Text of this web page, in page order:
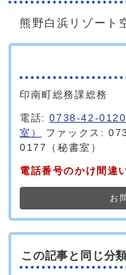
熊野白浜リゾート
印南町総務課総務
電話:0738-42-
室）
ファックス:
0177（秘書室）
電話番号のかけ間違
お
この記事と同じ分